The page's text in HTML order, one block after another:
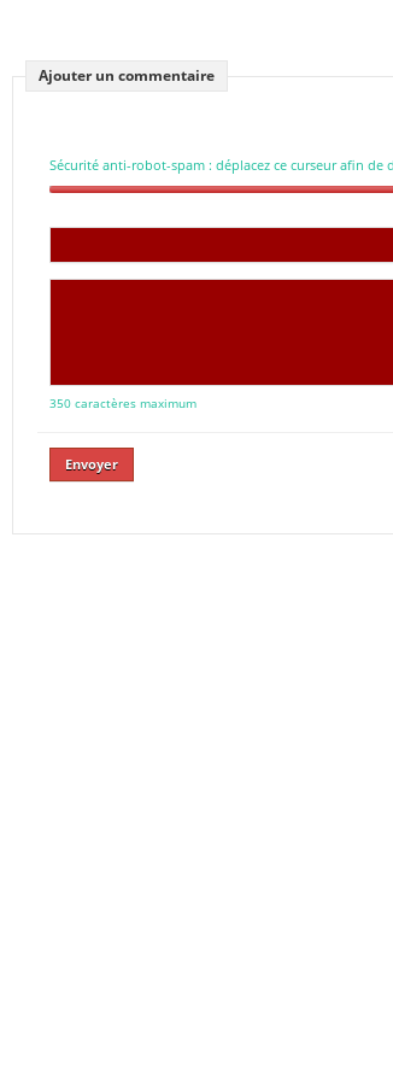
Ajouter un commentaire
Sécurité anti-robot-spam : déplacez ce curseur afin
350 caractères maximum
Envoyer